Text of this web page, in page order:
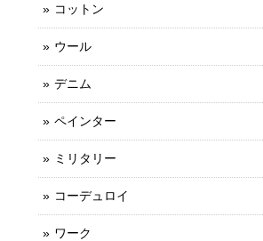
コットン
ウール
デニム
ペインター
ミリタリー
コーデュロイ
ワーク